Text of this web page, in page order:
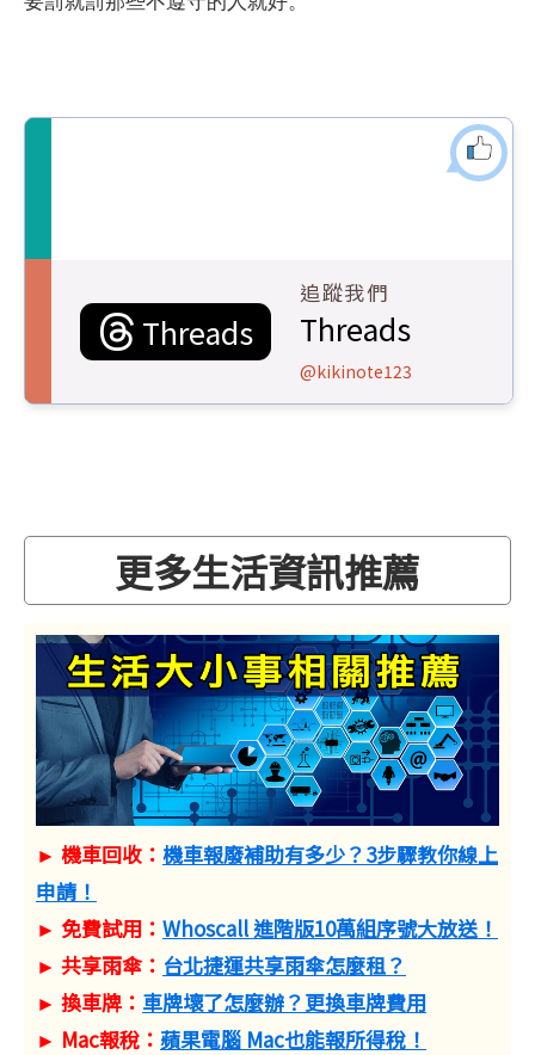
Threads
追蹤我們
Threads
@kikinote123
更多生活資訊推薦
► 機車回收： 機車報廢補助有多少？3步驟教你線上
申請！
► 免費試用： Whoscall 進階版10萬組序號大放送！
► 共享雨傘： 台北捷運共享雨傘怎麼租？
► 換車牌： 車牌壞了怎麼辦？更換車牌費用
► Mac報稅： 蘋果電腦 Mac也能報所得稅！